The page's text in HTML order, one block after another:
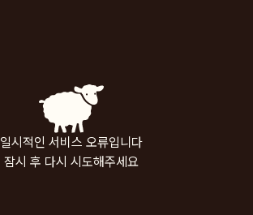
일시적인 서비스 오류입니다
잠시 후 다시 시도해주세요